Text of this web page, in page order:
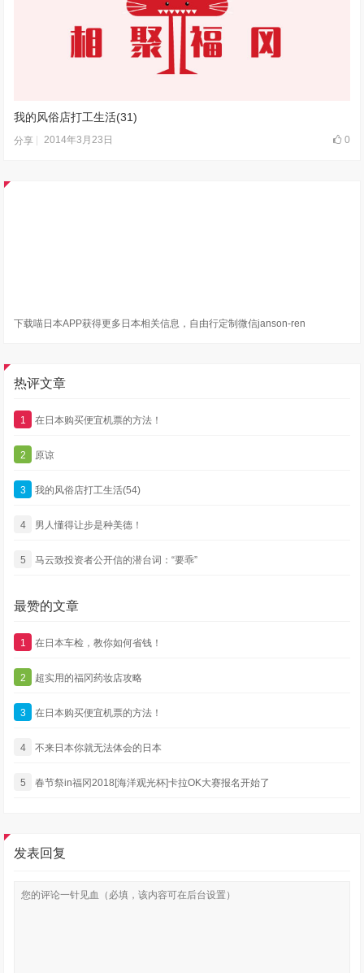
我的风俗店打工生活(31)
分享 2014年3月23日 0
下载喵日本APP获得更多日本相关信息，自由行定制微信janson-ren
热评文章
1 在日本购买便宜机票的方法！
2 原谅
3 我的风俗店打工生活(54)
4 男人懂得让步是种美德！
5 马云致投资者公开信的潜台词：“要乖”
最赞的文章
1 在日本车检，教你如何省钱！
2 超实用的福冈药妆店攻略
3 在日本购买便宜机票的方法！
4 不来日本你就无法体会的日本
5 春节祭in福冈2018[海洋观光杯]卡拉OK大赛报名开始了
发表回复